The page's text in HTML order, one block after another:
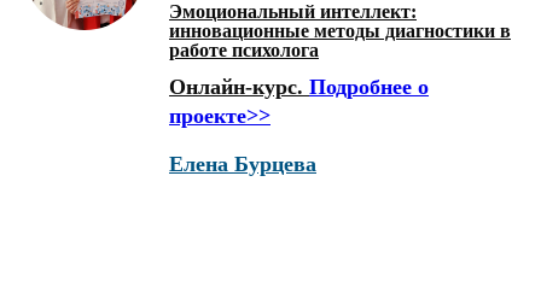
Эмоциональный интеллект:
инновационные методы диагностики в
работе психолога
Онлайн-курс. Подробнее о
проекте>>
Елена Бурцева